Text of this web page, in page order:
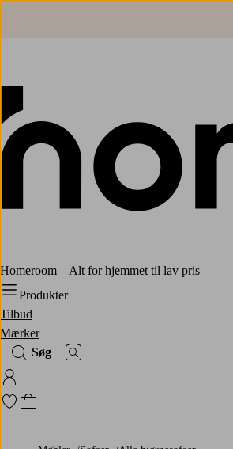
Homeroom – Alt for hjemmet til lav pris
Produkter
Tilbud
Mærker
Søg
Billedsøgning
Log ind på Homeroom
Gå til favoritmarkerede produkter
Gå til indkøbskurven